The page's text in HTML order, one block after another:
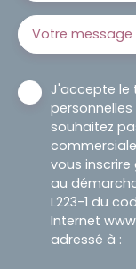
Votre message
J'accepte le
personnelles
souhaitez
vous
au
L223-1 du
Internet
adressé à :